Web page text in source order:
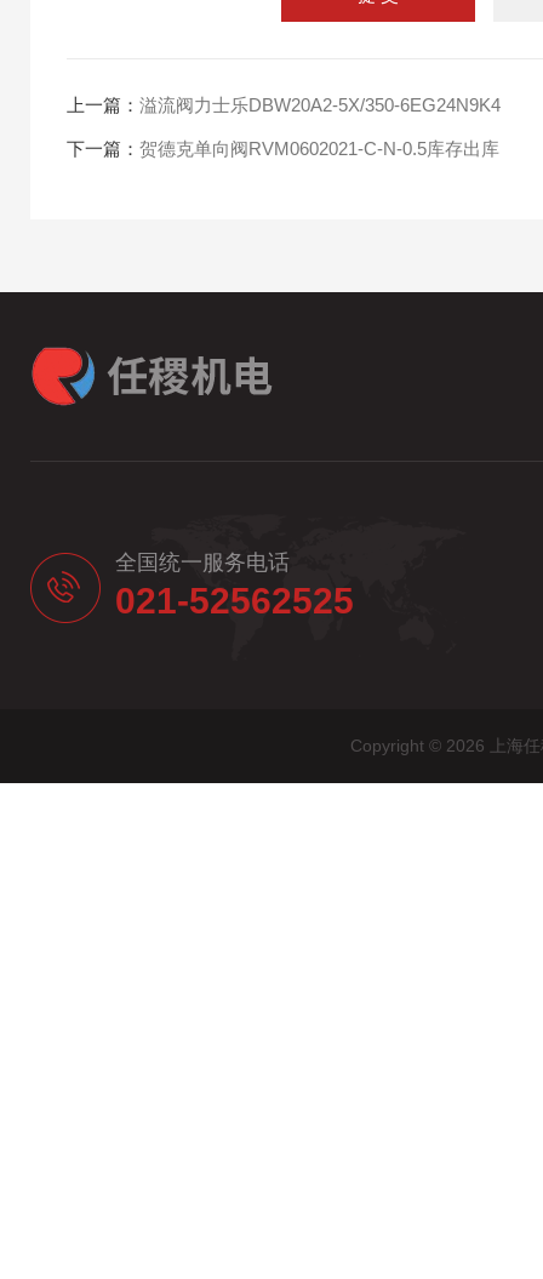
上一篇： 溢流阀力士乐DBW20A2-5X/350-6EG24N9K4
下一篇： 贺德克单向阀RVM0602021-C-N-0.5库存出库
全国统一服务电话
021-52562525
Copyright © 2026 上海